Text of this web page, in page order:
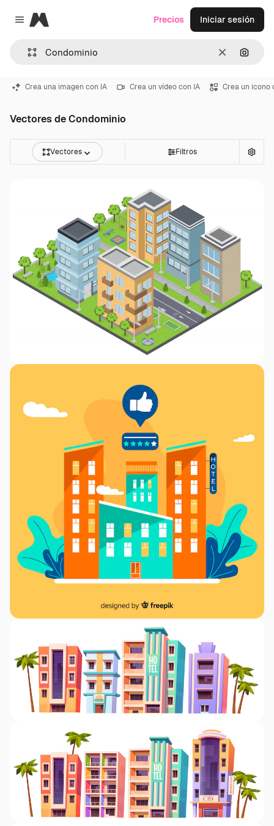
Close menu
Magnific
Borrar
Precios Iniciar sesión
Crea una imagen con IA Crea un vídeo con IA Crea un icono
Vectores de Condominio
Vectores Filtros